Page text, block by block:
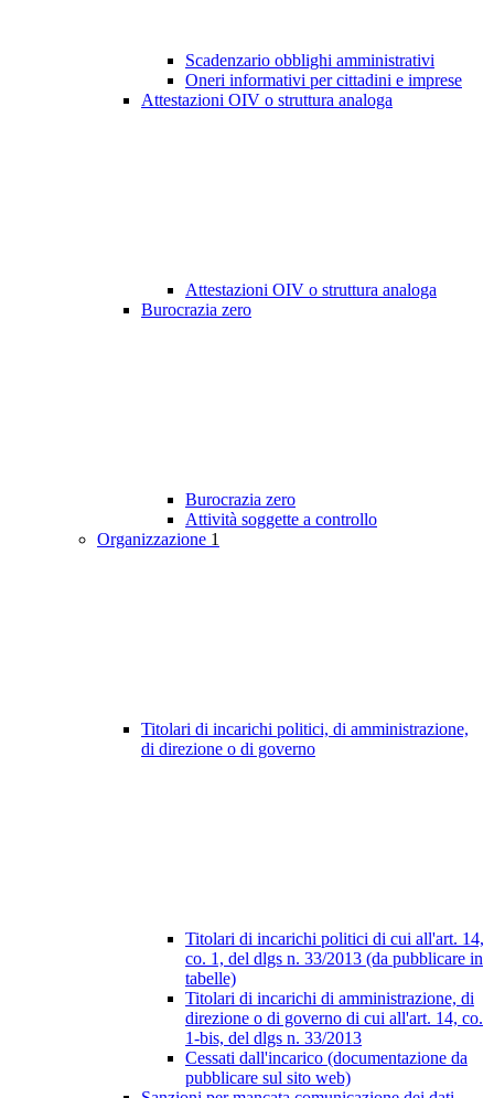
Scadenzario obblighi amministrativi
Oneri informativi per cittadini e imprese
Attestazioni OIV o struttura analoga
Attestazioni OIV o struttura analoga
Burocrazia zero
Burocrazia zero
Attività soggette a controllo
Organizzazione 1
Titolari di incarichi politici, di amministrazione,
di direzione o di governo
Titolari di incarichi politici di cui all'art. 14,
co. 1, del dlgs n. 33/2013 (da pubblicare in
tabelle)
Titolari di incarichi di amministrazione, di
direzione o di governo di cui all'art. 14, co.
1-bis, del dlgs n. 33/2013
Cessati dall'incarico (documentazione da
pubblicare sul sito web)